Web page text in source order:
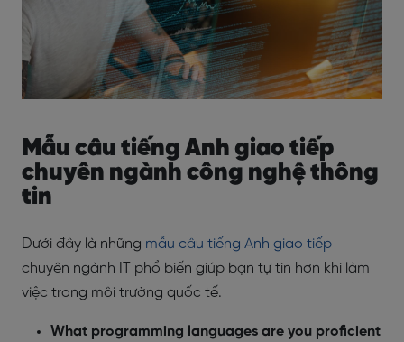
Mẫu câu tiếng Anh giao tiếp
chuyên ngành công nghệ thông
tin
Dưới đây là những mẫu câu tiếng Anh giao tiếp
chuyên ngành IT phổ biến giúp bạn tự tin hơn khi làm
việc trong môi trường quốc tế.
What programming languages are you proficient